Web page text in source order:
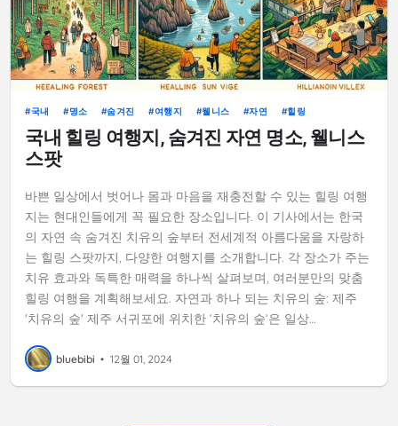
국내 명소 숨겨진 여행지 웰니스 자연 힐링
국내 힐링 여행지, 숨겨진 자연 명소, 웰니스
스팟
바쁜 일상에서 벗어나 몸과 마음을 재충전할 수 있는 힐링 여행
지는 현대인들에게 꼭 필요한 장소입니다. 이 기사에서는 한국
의 자연 속 숨겨진 치유의 숲부터 전세계적 아름다움을 자랑하
는 힐링 스팟까지, 다양한 여행지를 소개합니다. 각 장소가 주는
치유 효과와 독특한 매력을 하나씩 살펴보며, 여러분만의 맞춤
힐링 여행을 계획해보세요. 자연과 하나 되는 치유의 숲: 제주
'치유의 숲' 제주 서귀포에 위치한 ‘치유의 숲’은 일상…
bluebibi • 12월 01, 2024